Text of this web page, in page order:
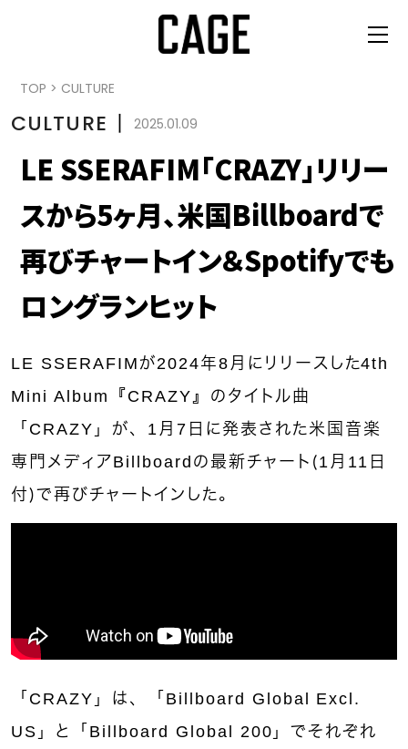
TOP > CULTURE
CULTURE 丨 2025.01.09
LE SSERAFIM「CRAZY」リリー
スから5ヶ月、米国Billboardで
再びチャートイン＆Spotifyでも
ロングランヒット
LE SSERAFIMが2024年8月にリリースした4th
Mini Album『CRAZY』のタイトル曲
「CRAZY」が、1月7日に発表された米国音楽
専門メディアBillboardの最新チャート（1月11日
付）で再びチャートインした。
「CRAZY」は、「Billboard Global Excl.
US」と「Billboard Global 200」でそれぞれ